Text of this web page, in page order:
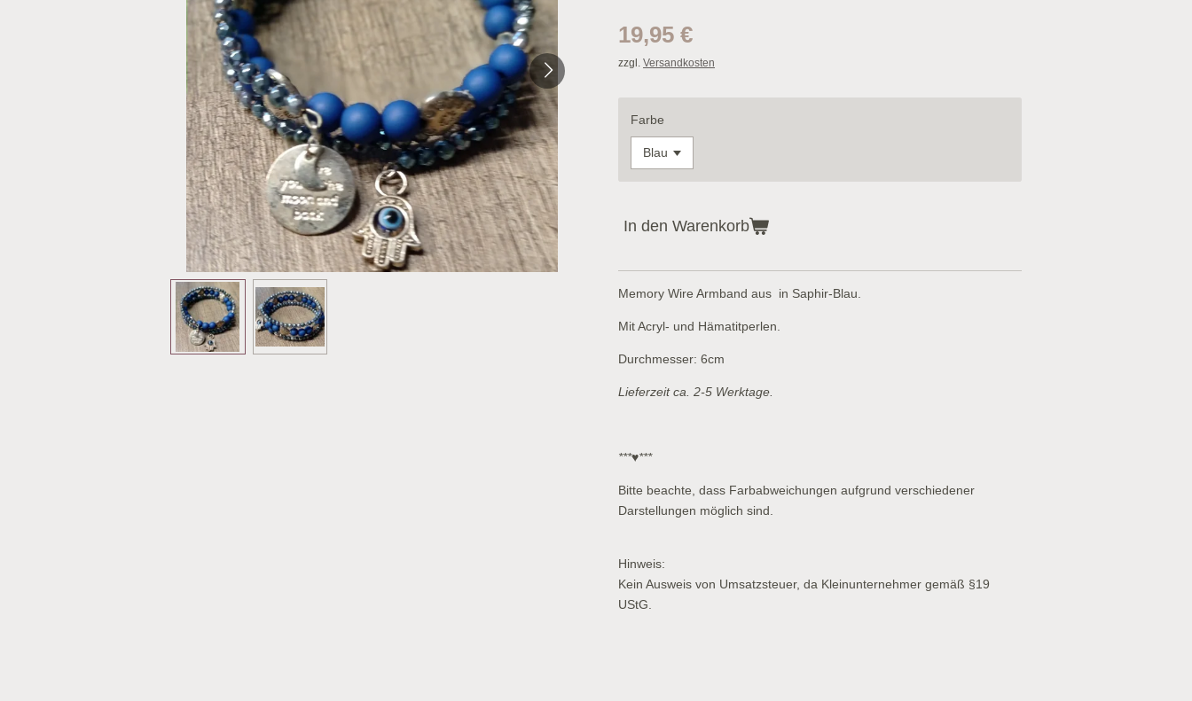
19,95 €
zzgl. Versandkosten
Farbe
In den Warenkorb
Memory Wire Armband aus in Saphir-Blau.
Mit Acryl- und Hämatitperlen.
Durchmesser: 6cm
Lieferzeit ca. 2-5 Werktage.
***♥***
Bitte beachte, dass Farbabweichungen aufgrund verschiedener
Darstellungen möglich sind.
Hinweis:
Kein Ausweis von Umsatzsteuer, da Kleinunternehmer gemäß §19
UStG.